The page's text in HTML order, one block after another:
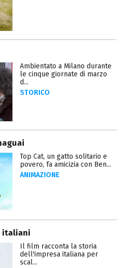
Ambientato a Milano durante
le cinque giornate di marzo
d...
STORICO
Top Cat, un gatto solitario e
povero, fa amicizia con Ben...
ANIMAZIONE
italiani
Il film racconta la storia
dell'impresa italiana per
scal...